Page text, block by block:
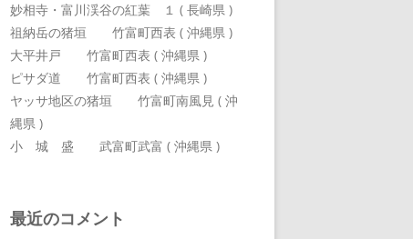
妙相寺・富川渓谷の紅葉 １ ( 長崎県 )
祖納岳の猪垣 竹富町西表 ( 沖縄県 )
大平井戸 竹富町西表 ( 沖縄県 )
ピサダ道 竹富町西表 ( 沖縄県 )
ヤッサ地区の猪垣 竹富町南風見 ( 沖
縄県 )
小 城 盛 武富町武富 ( 沖縄県 )
最近のコメント